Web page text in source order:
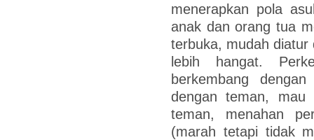
menerapkan pola
anak dan orang tua
terbuka, mudah diatur
lebih hangat.
berkembang
dengan teman, mau
teman, menahan
(marah tetapi tidak